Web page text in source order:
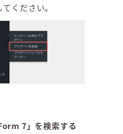
ください。
7」を検索する